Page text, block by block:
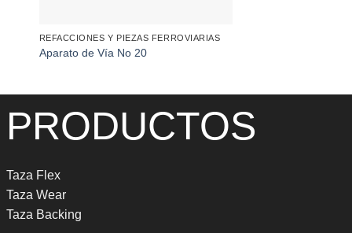
REFACCIONES Y PIEZAS FERROVIARIAS
Aparato de Vía No 20
PRODUCTOS
Taza Flex
Taza Wear
Taza Backing